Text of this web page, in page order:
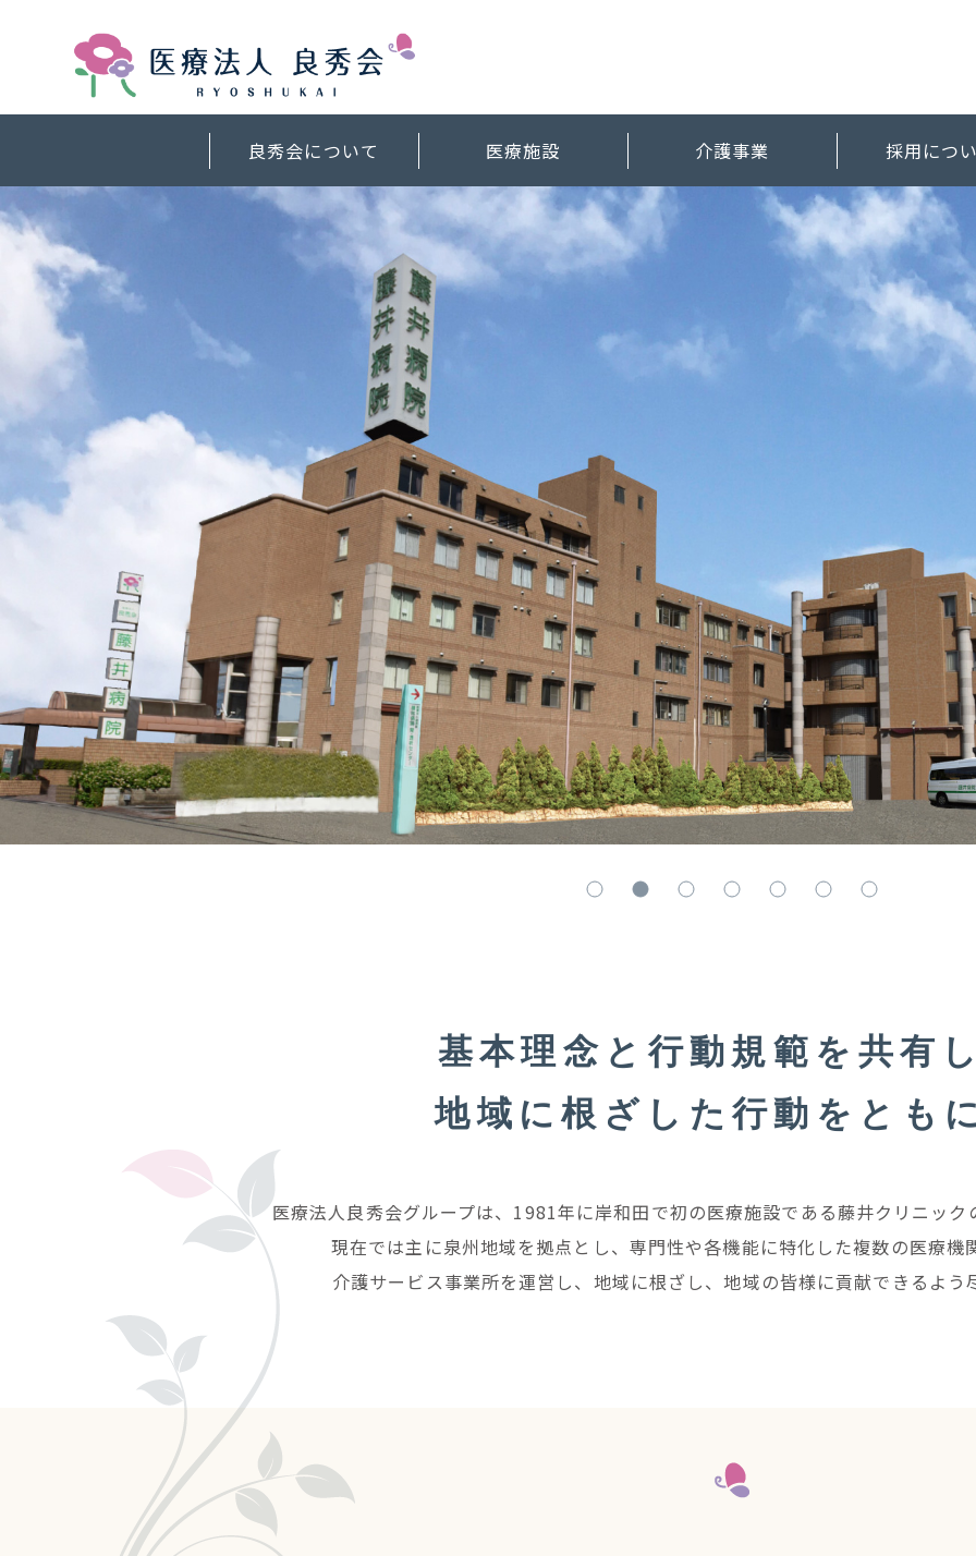
良秀会について 医療施設 介護事業 採用につ
基本理念と行動規範を共有
地域に根ざした行動をとも
医療法人良秀会グループは、1981年に岸和田で初の医療施設である藤井クリニッ
現在では主に泉州地域を拠点とし、専門性や各機能に特化した複数の医療機
介護サービス事業所を運営し、地域に根ざし、地域の皆様に貢献できるよう